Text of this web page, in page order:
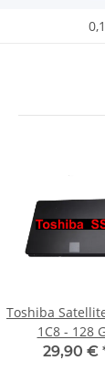
Toshiba
1C8 - 128
SSD/Festplatte
29,90 €